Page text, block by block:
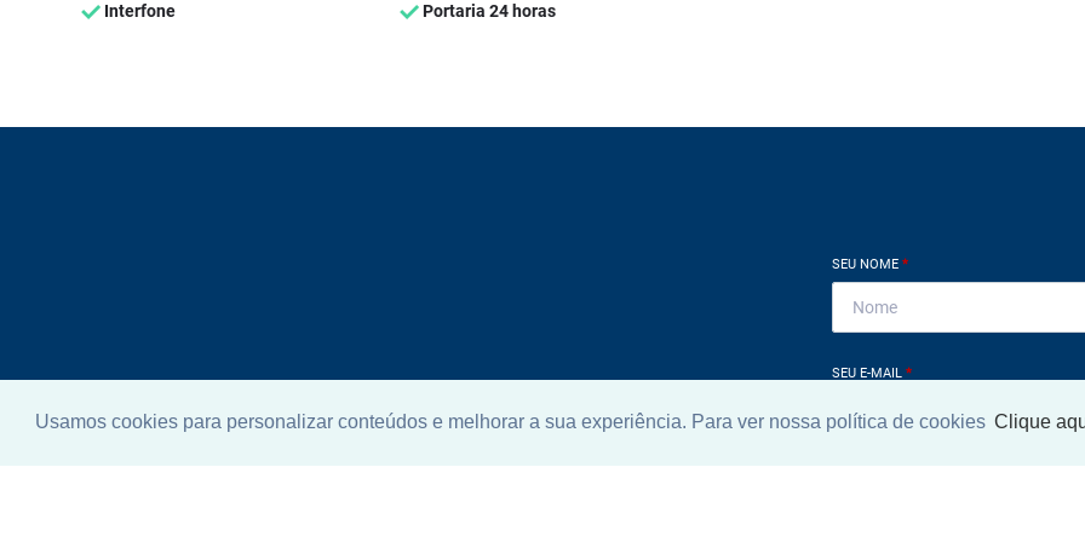
Usamos cookies para personalizar conteúdos e melhorar a sua experiência. Para ver nossa política de cookies Clique
Interfone Portaria 24 horas
SEU NOME *
SEU E-MAIL *